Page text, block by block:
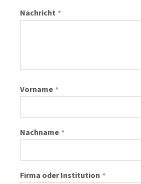
Nachricht *
Vorname *
Nachname *
Firma oder Institution *